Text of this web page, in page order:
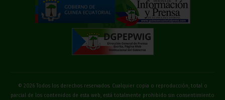
© 2026 Todos los derechos reservados. Cualquier copia o reproducción, total o
parcial de los contenidos de esta web, está totalmente prohibido sin consentimiento